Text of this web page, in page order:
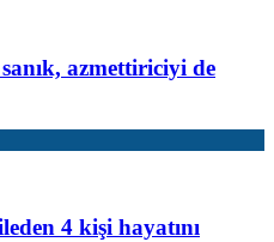
azmettiriciyi de
4 kişi hayatını